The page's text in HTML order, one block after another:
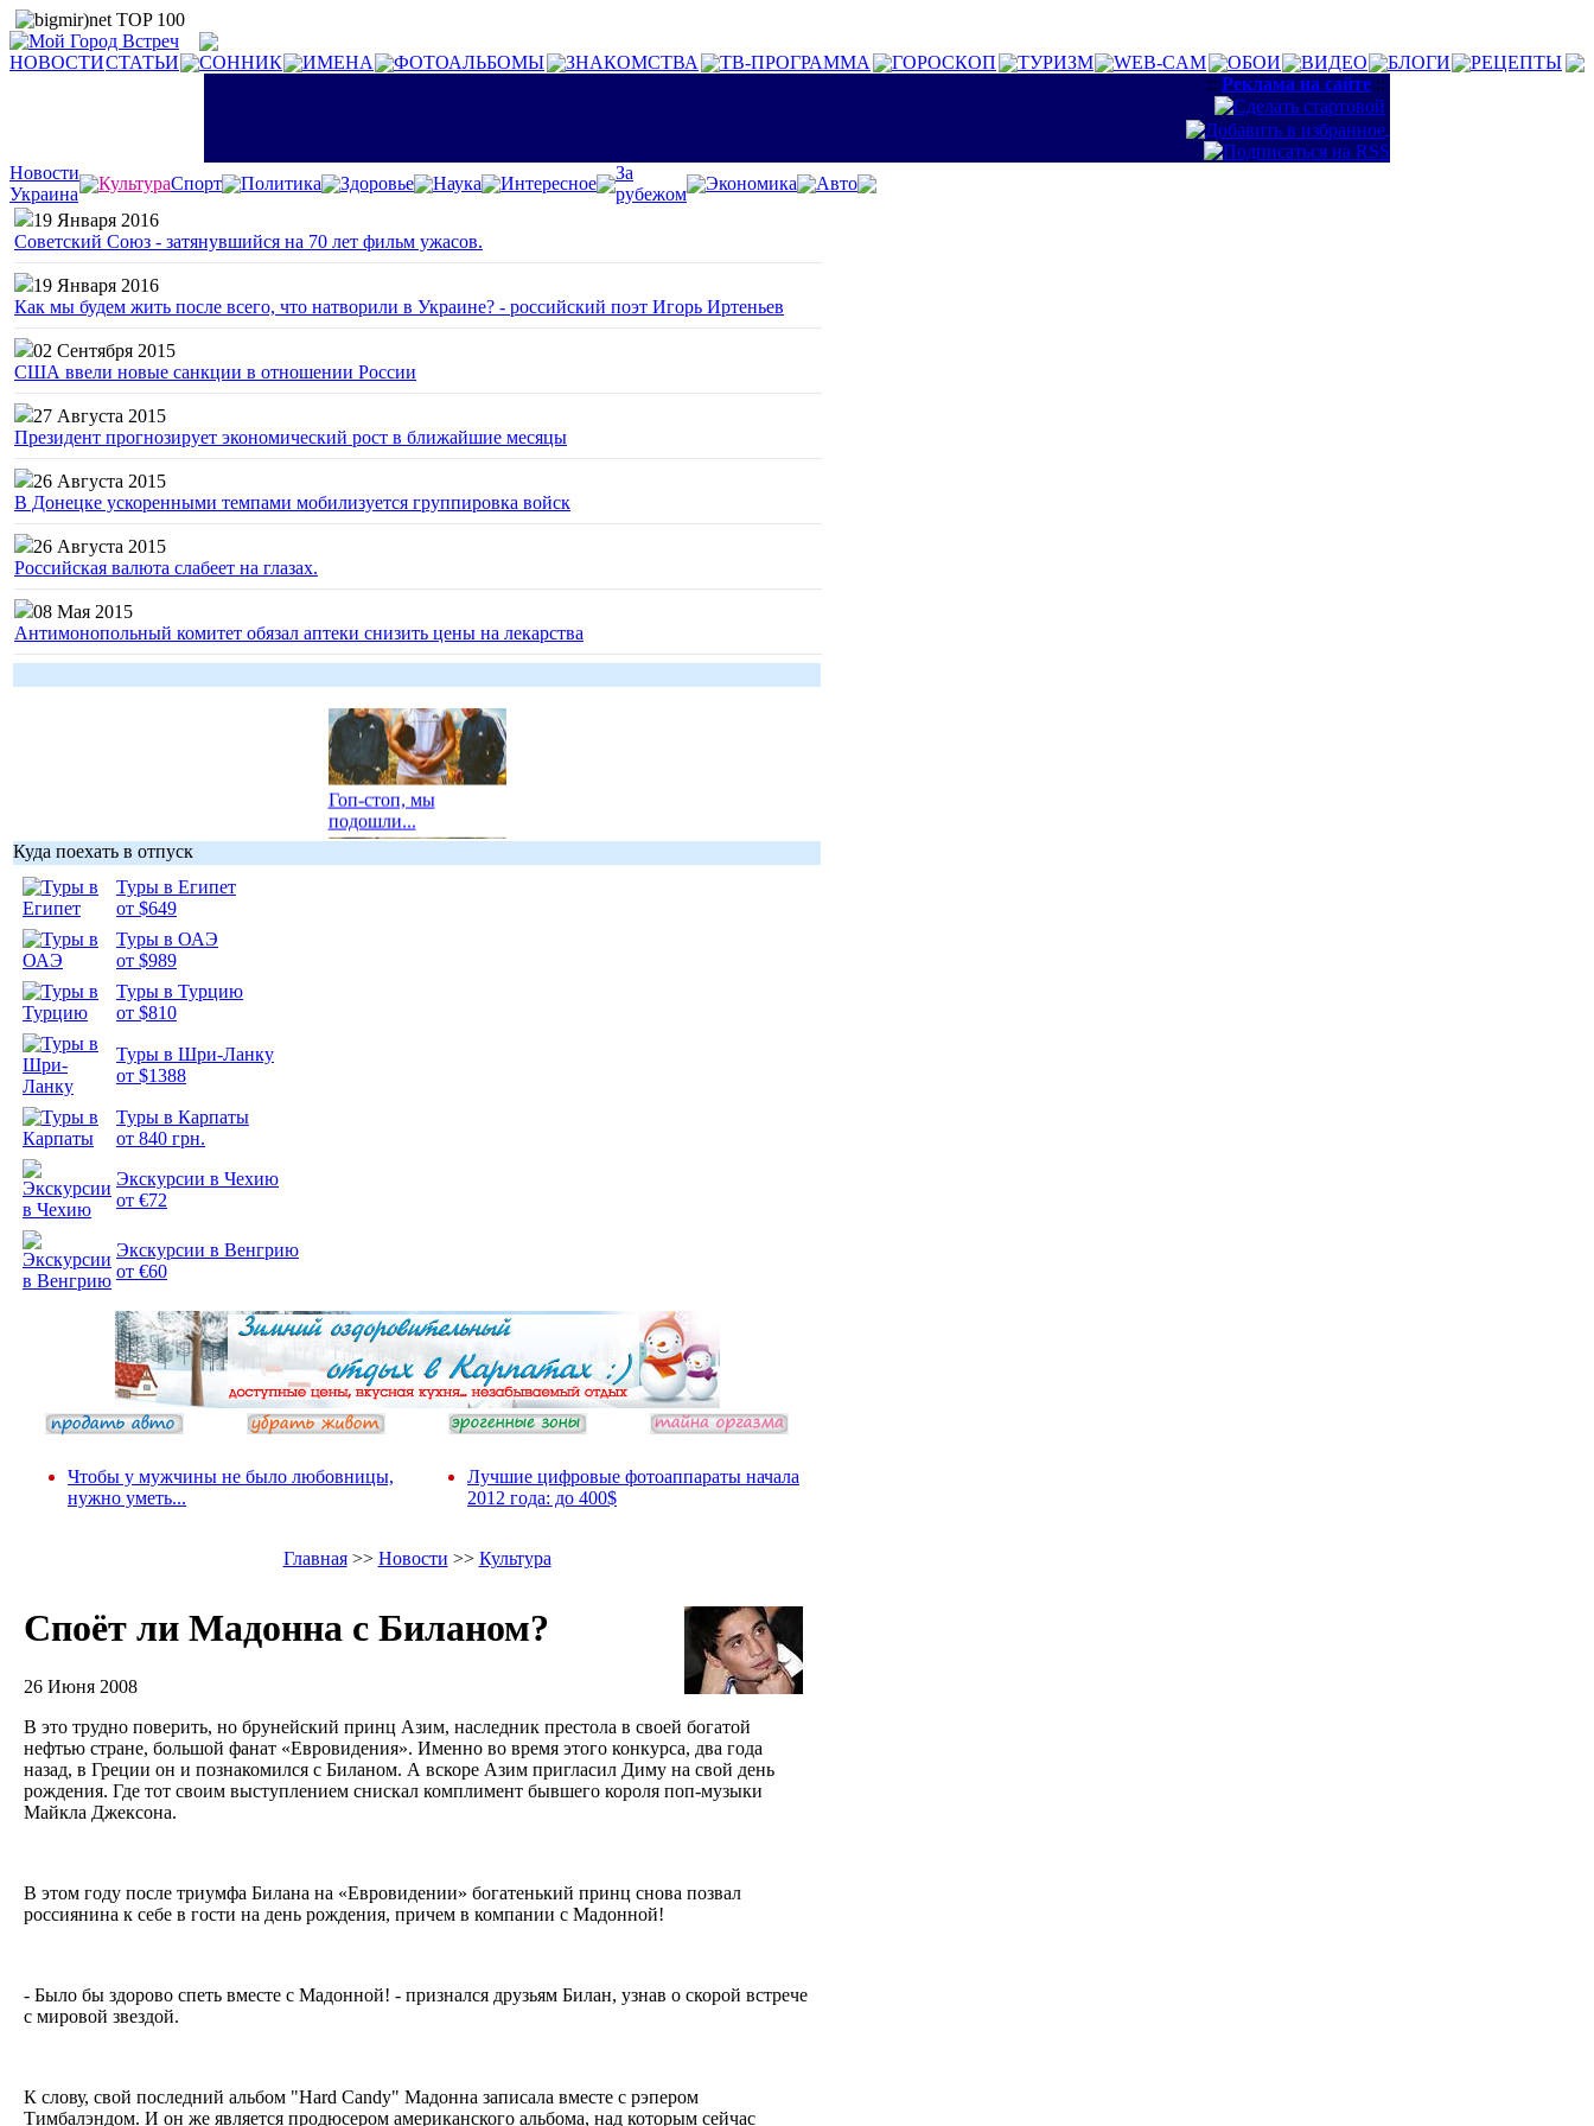
НОВОСТИСТАТЬИ СОННИК ИМЕНА ФОТОАЛЬБОМЫ ЗНАКОМСТВА ТВ-ПРОГРАММА ГОРОСКОП ТУРИЗМ WEB-CAM ОБОИ ВИДЕО БЛОГИ
РЕЦЕПТЫ
:: Реклама на сайте ::
Новости
Украина
КультураСпорт Политика Здоровье Наука Интересное
За
рубежом
Экономика
Авто
19 Января 2016
Советский Союз - затянувшийся на 70 лет фильм ужасов.
19 Января 2016
Как мы будем жить после всего, что натворили в Украине? - российский поэт Игорь Иртеньев
02 Сентября 2015
США ввели новые санкции в отношении России
27 Августа 2015
Президент прогнозирует экономический рост в ближайшие месяцы
26 Августа 2015
В Донецке ускоренными темпами мобилизуется группировка войск
26 Августа 2015
Российская валюта слабеет на глазах.
08 Мая 2015
Антимонопольный комитет обязал аптеки снизить цены на лекарства
Гоп-стоп, мы
подошли...
Куда поехать в отпуск
Туры в Египет
от $649
Туры в ОАЭ
от $989
Туры в Турцию
от $810
Туры в Шри-Ланку
от $1388
Туры в Карпаты
от 840 грн.
Экскурсии в Чехию
от €72
Экскурсии в Венгрию
от €60
Чтобы у мужчины не было любовницы,
нужно уметь...
Лучшие цифровые фотоаппараты начала
2012 года: до 400$
Главная>> Новости >> Культура
Споёт ли Мадонна с Биланом?
26 Июня 2008
В это трудно поверить, но брунейский принц Азим, наследник престола в своей богатой
нефтью стране, большой фанат «Евровидения». Именно во время этого конкурса, два года
назад, в Греции он и познакомился с Биланом. А вскоре Азим пригласил Диму на свой день
рождения. Где тот своим выступлением снискал комплимент бывшего короля поп-музыки
Майкла Джексона.
В этом году после триумфа Билана на «Евровидении» богатенький принц снова позвал
россиянина к себе в гости на день рождения, причем в компании с Мадонной!
- Было бы здорово спеть вместе с Мадонной! - признался друзьям Билан, узнав о скорой встрече
с мировой звездой.
К слову, свой последний альбом "Hard Candy" Мадонна записала вместе с рэпером
Тимбалэндом. И он же является продюсером американского альбома, над которым сейчас